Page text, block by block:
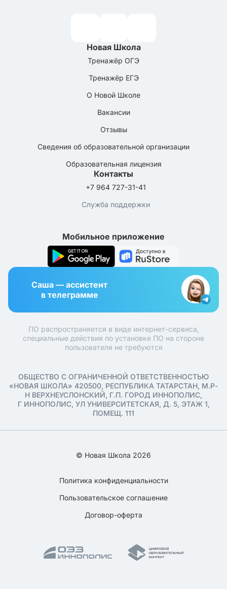
Новая Школа
Тренажёр ОГЭ
Тренажёр ЕГЭ
О Новой Школе
Вакансии
Отзывы
Сведения об образовательной организации
Образовательная лицензия
Контакты
+7 964 727-31-41
Служба поддержки
Мобильное приложение
Саша — ассистент
в телеграмме
ПО распространяется в виде интернет-сервиса,
специальные действия по установке ПО на стороне
пользователя не требуются
ОБЩЕСТВО С ОГРАНИЧЕННОЙ ОТВЕТСТВЕННОСТЬЮ
«НОВАЯ ШКОЛА» 420500, РЕСПУБЛИКА ТАТАРСТАН, М.Р-
Н ВЕРХНЕУСЛОНСКИЙ, Г.П. ГОРОД ИННОПОЛИС,
Г ИННОПОЛИС, УЛ УНИВЕРСИТЕТСКАЯ, Д. 5, ЭТАЖ 1,
ПОМЕЩ. 111
© Новая Школа 2026
Политика конфиденциальности
Пользовательское соглашение
Договор-оферта